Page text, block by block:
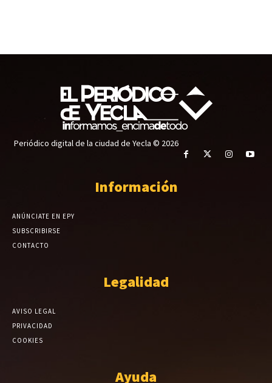
Periódico digital de la ciudad de Yecla © 2026
Información
ANÚNCIATE EN EPY
SUBSCRIBIRSE
CONTACTO
Legalidad
AVISO LEGAL
PRIVACIDAD
COOKIES
Ayuda